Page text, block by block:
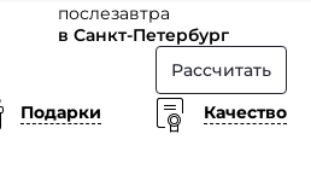
послезавтра
в Санкт-Петербург
Рассчитать
Подарки
Качество